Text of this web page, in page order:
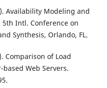
Availability Modeling and
5th Intl. Conference on
Synthesis, Orlando, FL.
Comparison of Load
Web Servers.